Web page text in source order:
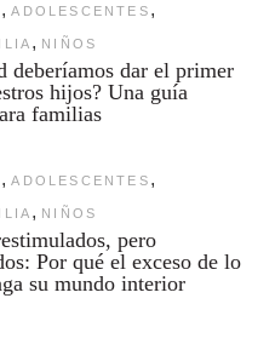
, ADOLESCENTES ,
, NIÑOS
deberíamos dar el primer
hijos? Una guía
familias
, ADOLESCENTES ,
, NIÑOS
pero
Por qué el exceso de lo
su mundo interior